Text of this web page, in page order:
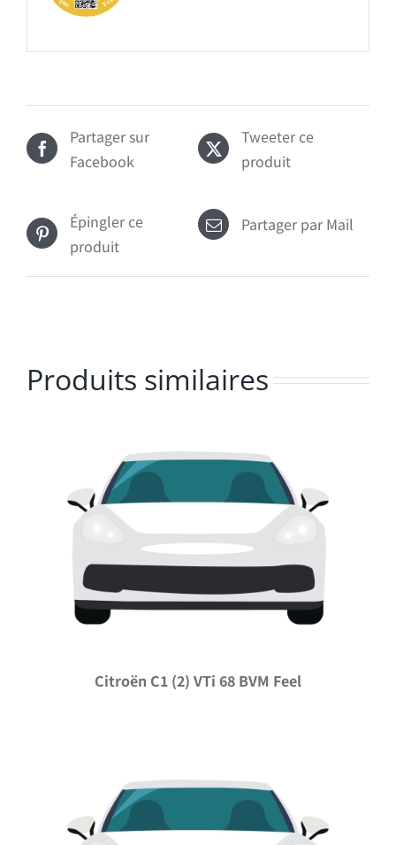
Partager sur
Facebook
Tweeter ce
produit
Épingler ce
produit
Partager par Mail
Produits similaires
Citroën C1 (2) VTi 68 BVM Feel